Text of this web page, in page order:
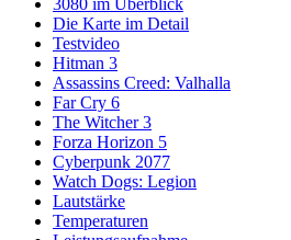
3080 im Überblick
Die Karte im Detail
Testvideo
Hitman 3
Assassins Creed: Valhalla
Far Cry 6
The Witcher 3
Forza Horizon 5
Cyberpunk 2077
Watch Dogs: Legion
Lautstärke
Temperaturen